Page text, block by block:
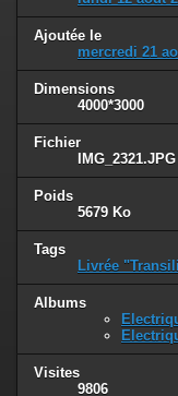
Ajoutée le
mercredi 21
Dimensions
4000*3000
Fichier
IMG_2321.JPG
Poids
5679 Ko
Tags
Livrée
Albums
Visites
9806